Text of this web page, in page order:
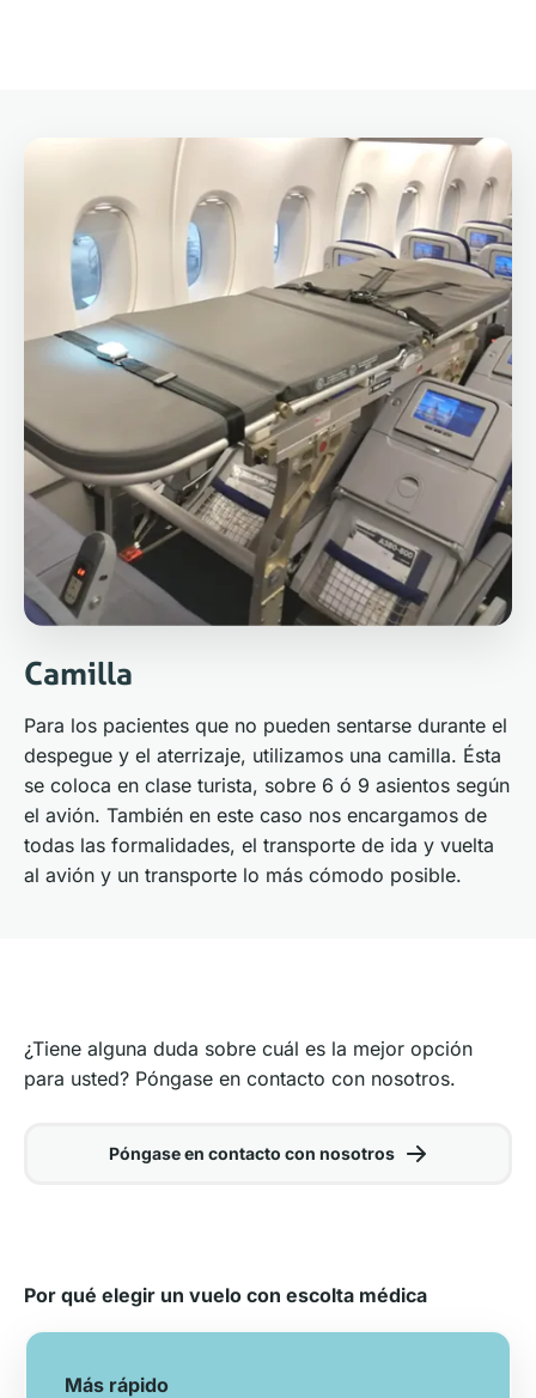
Camilla
Para los pacientes que no pueden sentarse durante el
despegue y el aterrizaje, utilizamos una camilla. Ésta
se coloca en clase turista, sobre 6 ó 9 asientos según
el avión. También en este caso nos encargamos de
todas las formalidades, el transporte de ida y vuelta
al avión y un transporte lo más cómodo posible.
¿Tiene alguna duda sobre cuál es la mejor opción
para usted? Póngase en contacto con nosotros.
Póngase en contacto con nosotros
Por qué elegir un vuelo con escolta médica
Más rápido